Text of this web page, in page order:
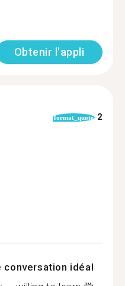
Obtenir l'appli
format_quote 2
conversation idéal